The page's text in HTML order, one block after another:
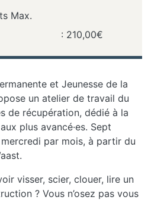
Max.
: 210,00€
et Jeunesse de la
un atelier de travail du
de récupération, dédié à la
plus avancé·es. Sept
par mois, à partir du
visser, scier, clouer, lire un
? Vous n’osez pas vous